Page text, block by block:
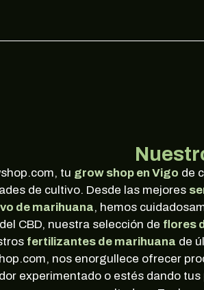
tu grow shop en Vigo de
de cultivo. Desde las mejores
de marihuana, hemos
CBD, nuestra selección de flores
fertilizantes de marihuana de
nos enorgullece ofrecer
experimentado o estés dando